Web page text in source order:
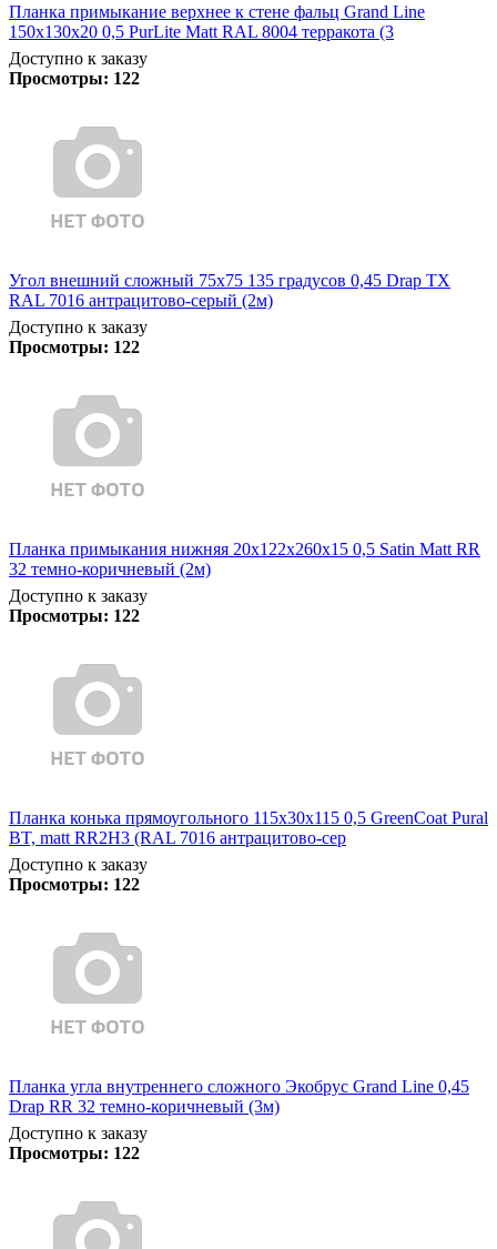
Планка примыкание верхнее к стене фальц Grand Line
150х130х20 0,5 PurLite Matt RAL 8004 терракота (3
Доступно к заказу
Просмотры: 122
Угол внешний сложный 75х75 135 градусов 0,45 Drap TX
RAL 7016 антрацитово-серый (2м)
Доступно к заказу
Просмотры: 122
Планка примыкания нижняя 20х122х260х15 0,5 Satin Matt RR
32 темно-коричневый (2м)
Доступно к заказу
Просмотры: 122
Планка конька прямоугольного 115х30х115 0,5 GreenCoat Pural
BT, matt RR2Н3 (RAL 7016 антрацитово-сер
Доступно к заказу
Просмотры: 122
Планка угла внутреннего сложного Экобрус Grand Line 0,45
Drap RR 32 темно-коричневый (3м)
Доступно к заказу
Просмотры: 122